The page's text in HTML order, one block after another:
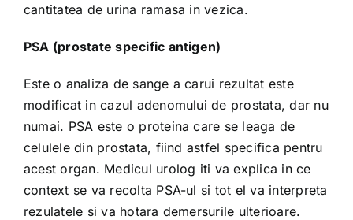
cantitatea de urina ramasa in vezica.
PSA (prostate specific antigen)
Este o analiza de sange a carui rezultat este
modificat in cazul adenomului de prostata, dar nu
numai. PSA este o proteina care se leaga de
celulele din prostata, fiind astfel specifica pentru
acest organ. Medicul urolog iti va explica in ce
context se va recolta PSA-ul si tot el va interpreta
rezulatele si va hotara demersurile ulterioare.